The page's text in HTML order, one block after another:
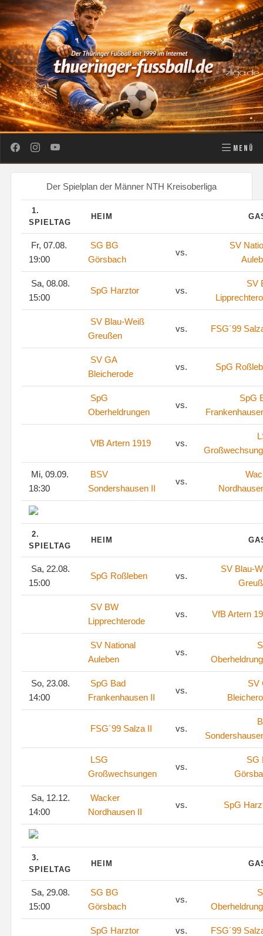
MENÜ
Der Spielplan der Männer NTH Kreisoberliga
1.
SPIELTAG
HEIM
Fr, 07.08.
19:00
SG BG
Görsbach
vs.
SV
Sa, 08.08.
15:00
SpG Harztor vs.
SV
SV Blau-Weiß
Greußen
vs. FSG´99
SV GA
Bleicherode
vs. SpG
SpG
Oberheldrungen
vs.
SpG
VfB Artern 1919 vs.
Mi, 09.09.
18:30
BSV
Sondershausen II
vs.
2.
SPIELTAG
HEIM
Sa, 22.08.
15:00
SpG Roßleben vs.
SV Blau-
SV BW
Lipprechterode
vs. VfB Artern
SV National
Auleben
vs.
So, 23.08.
14:00
SpG Bad
Frankenhausen II
vs.
SV
FSG´99 Salza II vs.
LSG
Großwechsungen
vs.
SG
Sa, 12.12.
14:00
Wacker
Nordhausen II
vs. SpG
3.
SPIELTAG
HEIM
Sa, 29.08.
15:00
SG BG
Görsbach
vs.
SpG Harztor vs. FSG´99